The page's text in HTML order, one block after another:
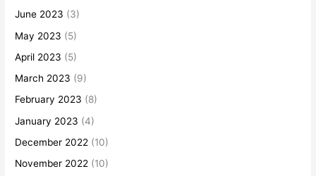
June 2023 (3)
May 2023 (5)
April 2023 (5)
March 2023 (9)
February 2023 (8)
January 2023 (4)
December 2022 (10)
November 2022 (10)